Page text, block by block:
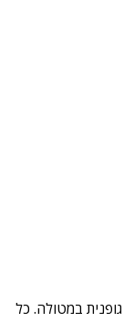
במטולה. כל